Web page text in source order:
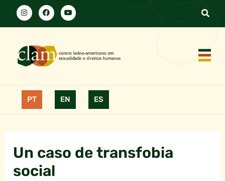
PT EN ES
Un caso de transfobia
social